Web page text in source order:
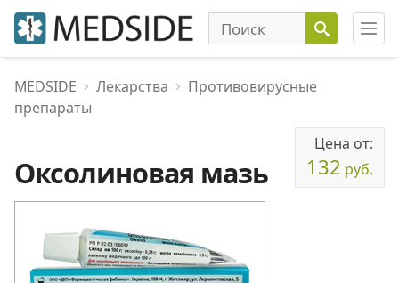
MEDSIDE Лекарства
Противовирусные
препараты
Оксолиновая мазь
Цена от:
132 руб.